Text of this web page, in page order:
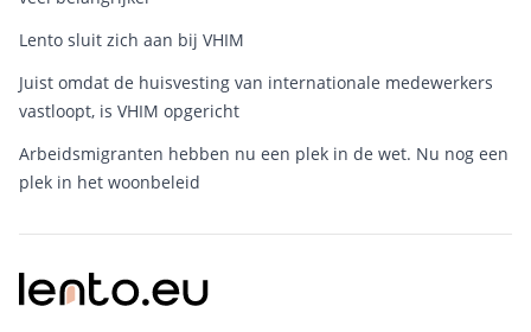
Lento sluit zich aan bij VHIM
Juist omdat de huisvesting van internationale medewerkers
vastloopt, is VHIM opgericht
Arbeidsmigranten hebben nu een plek in de wet. Nu nog een
plek in het woonbeleid